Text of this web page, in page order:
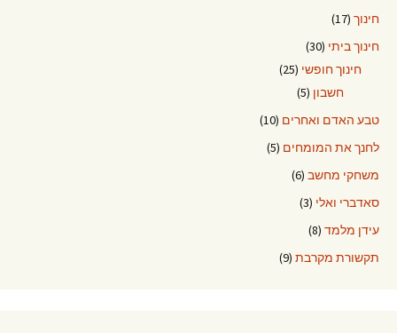
חינוך (17)
חינוך ביתי (30)
חינוך חופשי (25)
חשבון (5)
טבע האדם ואחרים (10)
לחנך את המומחים (5)
משחקי מחשב (6)
סאדברי ואלי (3)
עידן מלמד (8)
תקשורת מקרבת (9)